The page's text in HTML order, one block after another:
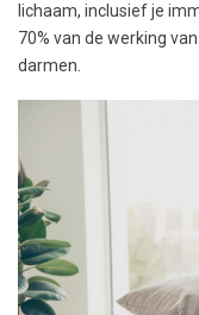
lichaam, inclusief je
70% van de werking
darmen.